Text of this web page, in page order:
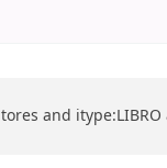
and itype:LIBRO